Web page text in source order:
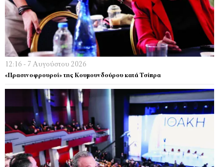
12:16 - 7 Αυγούστου 2026
«Πρασινοφρουροί» της Κουμουνδούρου κατά Τσίπρα